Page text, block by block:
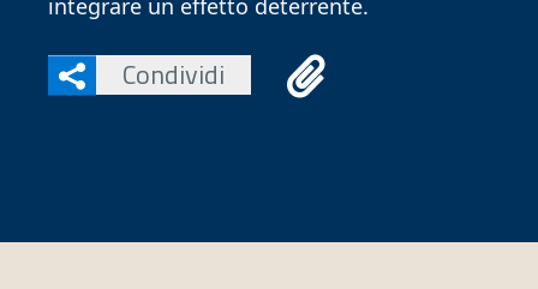
integrare un effetto deterrente.
Condividi